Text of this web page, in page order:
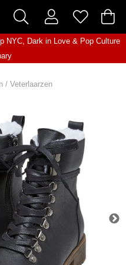
NYC, Dark in Love& Pop Culture
/ Veterlaarzen